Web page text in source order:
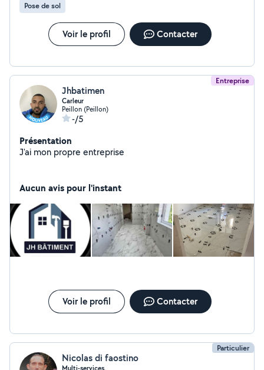
Pose de sol
Voir le profil Contacter
Entreprise
Jhbatimen
Carleur
Peillon (Peillon)
-/5
Présentation
J'ai mon propre entreprise
Aucun avis pour l'instant
Voir le profil Contacter
Particulier
Nicolas di faostino